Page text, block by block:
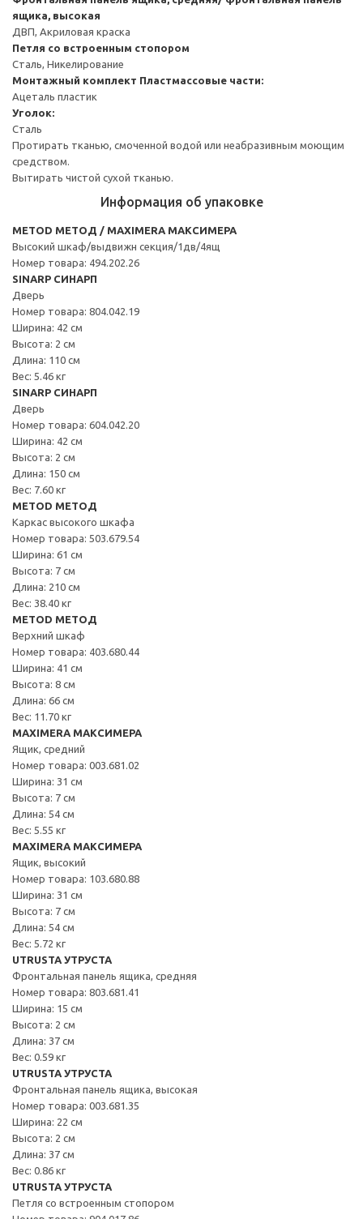
ящика, высокая
ДВП, Акриловая краска
Петля со встроенным стопором
Сталь, Никелирование
Монтажный комплект Пластмассовые части:
Ацеталь пластик
Уголок:
Сталь
Протирать тканью, смоченной водой или неабразивным моющим
средством.
Вытирать чистой сухой тканью.
Информация об упаковке
METOD МЕТОД / MAXIMERA МАКСИМЕРА
Высокий шкаф/выдвижн секция/1дв/4ящ
Номер товара: 494.202.26
SINARP СИНАРП
Дверь
Номер товара: 804.042.19
Ширина: 42 см
Высота: 2 см
Длина: 110 см
Вес: 5.46 кг
SINARP СИНАРП
Дверь
Номер товара: 604.042.20
Ширина: 42 см
Высота: 2 см
Длина: 150 см
Вес: 7.60 кг
METOD МЕТОД
Каркас высокого шкафа
Номер товара: 503.679.54
Ширина: 61 см
Высота: 7 см
Длина: 210 см
Вес: 38.40 кг
METOD МЕТОД
Верхний шкаф
Номер товара: 403.680.44
Ширина: 41 см
Высота: 8 см
Длина: 66 см
Вес: 11.70 кг
MAXIMERA МАКСИМЕРА
Ящик, средний
Номер товара: 003.681.02
Ширина: 31 см
Высота: 7 см
Длина: 54 см
Вес: 5.55 кг
MAXIMERA МАКСИМЕРА
Ящик, высокий
Номер товара: 103.680.88
Ширина: 31 см
Высота: 7 см
Длина: 54 см
Вес: 5.72 кг
UTRUSTA УТРУСТА
Фронтальная панель ящика, средняя
Номер товара: 803.681.41
Ширина: 15 см
Высота: 2 см
Длина: 37 см
Вес: 0.59 кг
UTRUSTA УТРУСТА
Фронтальная панель ящика, высокая
Номер товара: 003.681.35
Ширина: 22 см
Высота: 2 см
Длина: 37 см
Вес: 0.86 кг
UTRUSTA УТРУСТА
Петля со встроенным стопором